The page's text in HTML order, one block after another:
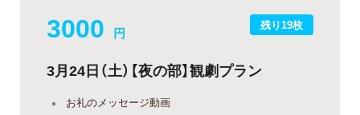
残り19枚
3000 円
3月24日（土）【夜の部】観劇プラン
お礼のメッセージ動画